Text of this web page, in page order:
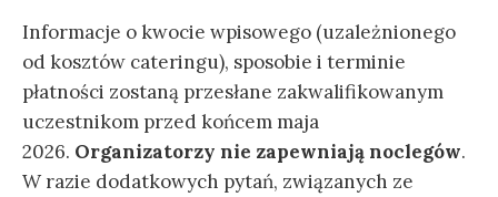
Informacje o kwocie wpisowego (uzależnionego
od kosztów cateringu), sposobie i terminie
płatności zostaną przesłane zakwalifikowanym
uczestnikom przed końcem maja
2026. Organizatorzy nie zapewniają noclegów.
W razie dodatkowych pytań, związanych ze